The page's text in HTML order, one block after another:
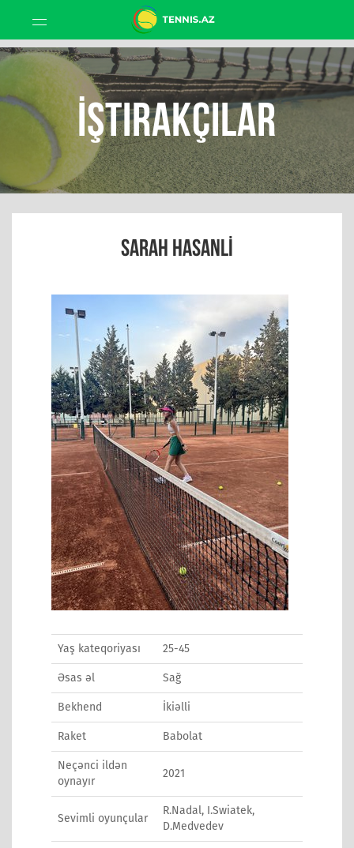
İştirakçılar
SARAH HASANLI
Yaş kateqoriyası 25-45
Əsas əl Sağ
Bekhend İkiəlli
Raket Babolat
Neçənci ildən
oynayır
2021
Sevimli oyunçular
R.Nadal, I.Swiatek,
D.Medvedev